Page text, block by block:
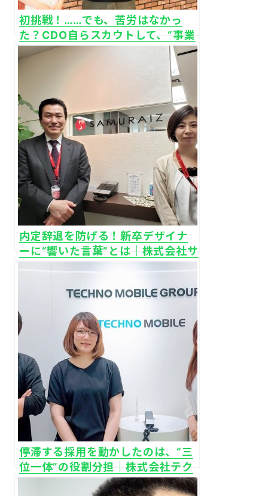
初挑戦！……でも、苦労はなかっ
た？CDO自らスカウトして、“事業
を強くするデザイナー”を本気で採
用｜株式会社キュービック
内定辞退を防げる！新卒デザイナ
ーに“響いた言葉”とは｜株式会社サ
ムライズ
停滞する採用を動かしたのは、“三
位一体”の役割分担｜株式会社テク
ノデジタル